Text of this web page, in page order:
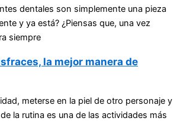
dentales son simplemente una pieza
y ya está? ¿Piensas que, una vez
siempre
la mejor manera de
meterse en la piel de otro personaje y
la rutina es una de las actividades más